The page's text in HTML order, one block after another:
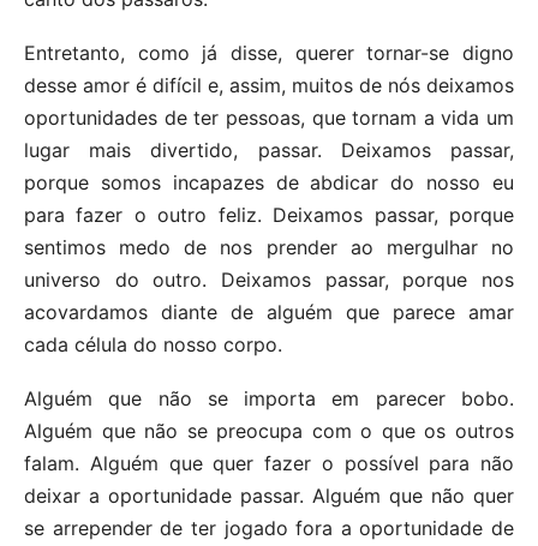
Entretanto, como já disse, querer tornar-se digno
desse amor é difícil e, assim, muitos de nós deixamos
oportunidades de ter pessoas, que tornam a vida um
lugar mais divertido, passar. Deixamos passar,
porque somos incapazes de abdicar do nosso eu
para fazer o outro feliz. Deixamos passar, porque
sentimos medo de nos prender ao mergulhar no
universo do outro. Deixamos passar, porque nos
acovardamos diante de alguém que parece amar
cada célula do nosso corpo.
Alguém que não se importa em parecer bobo.
Alguém que não se preocupa com o que os outros
falam. Alguém que quer fazer o possível para não
deixar a oportunidade passar. Alguém que não quer
se arrepender de ter jogado fora a oportunidade de